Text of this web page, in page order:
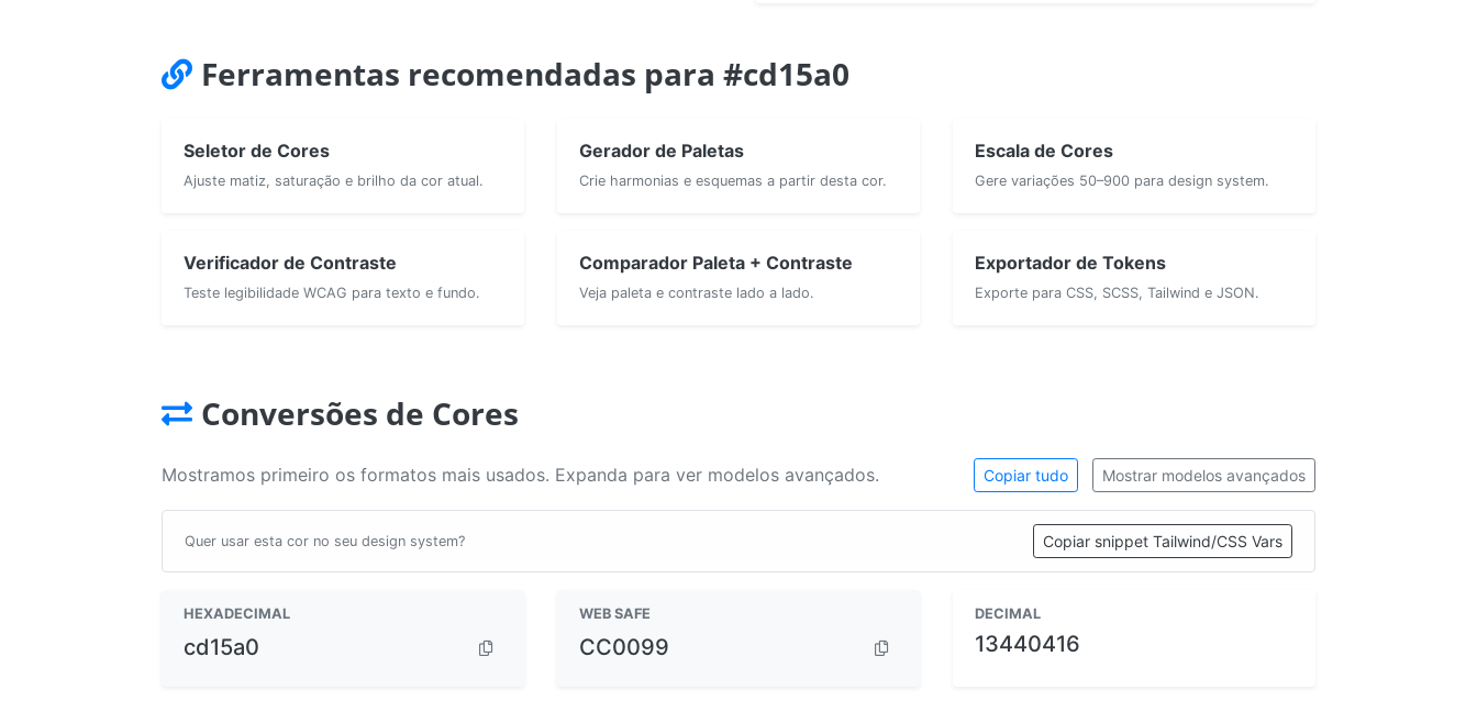
Ferramentas recomendadas para #cd15a0
Seletor de Cores
Ajuste matiz, saturação e brilho da cor atual.
Gerador de Paletas
Crie harmonias e esquemas a partir desta cor.
Escala de Cores
Gere variações 50–900 para design system.
Verificador de Contraste
Teste legibilidade WCAG para texto e fundo.
Comparador Paleta + Contraste
Veja paleta e contraste lado a lado.
Exportador de Tokens
Exporte para CSS, SCSS, Tailwind e JSON.
Conversões de Cores
Mostramos primeiro os formatos mais usados. Expanda para ver modelos avançados. Copiar tudo Mostrar modelos avançados
Quer usar esta cor no seu design system? Copiar snippet Tailwind/CSS Vars
HEXADECIMAL
cd15a0
WEB SAFE
CC0099
DECIMAL
13440416